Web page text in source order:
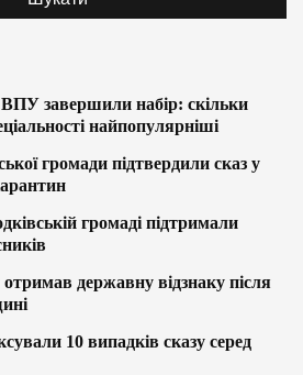
завершили набір: скільки
найпопулярніші
громади підтвердили сказ у
громаді підтримали
державну відзнаку після
10 випадків сказу серед